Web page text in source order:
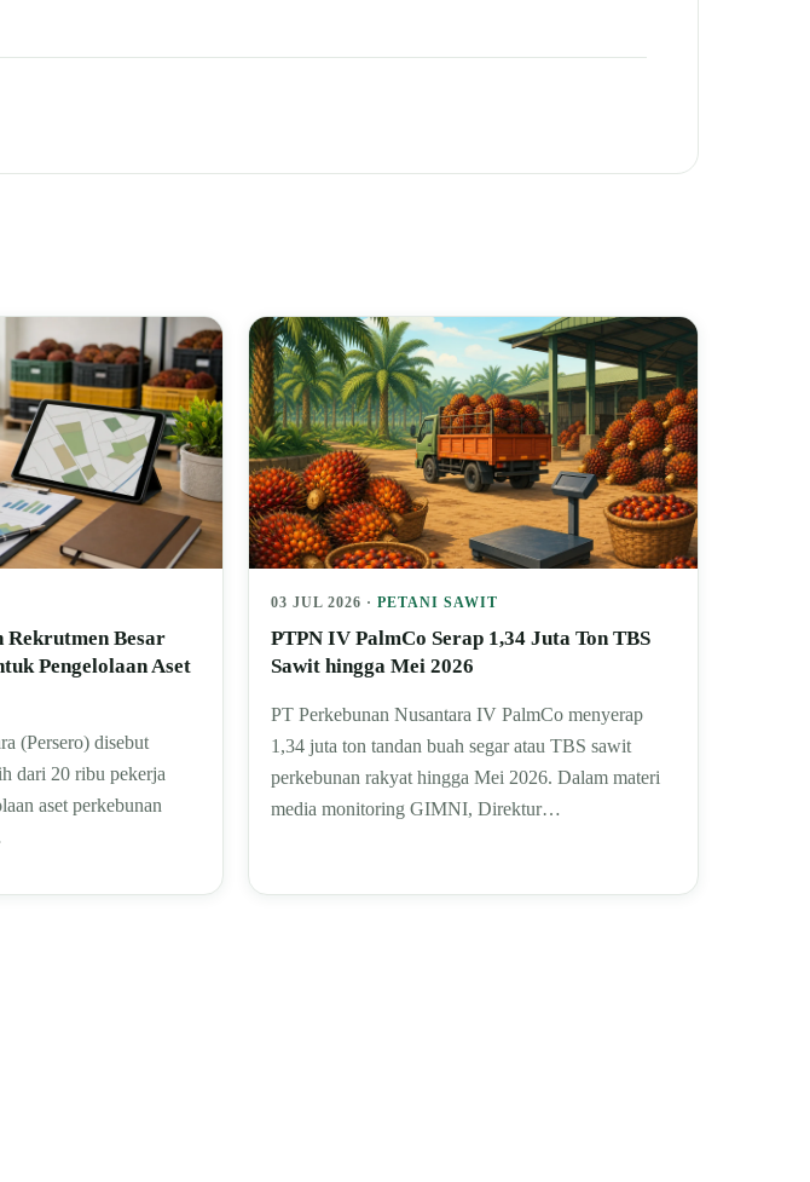
Rekrutmen Besar
Pengelolaan Aset
(Persero) disebut
dari 20 ribu pekerja
aset perkebunan
03 JUL 2026 · PETANI SAWIT
PTPN IV PalmCo Serap 1,34 Juta Ton TBS
Sawit hingga Mei 2026
PT Perkebunan Nusantara IV PalmCo menyerap
1,34 juta ton tandan buah segar atau TBS sawit
perkebunan rakyat hingga Mei 2026. Dalam materi
media monitoring GIMNI, Direktur…